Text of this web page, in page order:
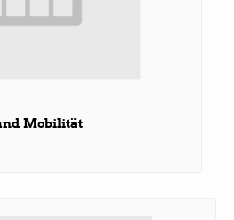
Mobilität